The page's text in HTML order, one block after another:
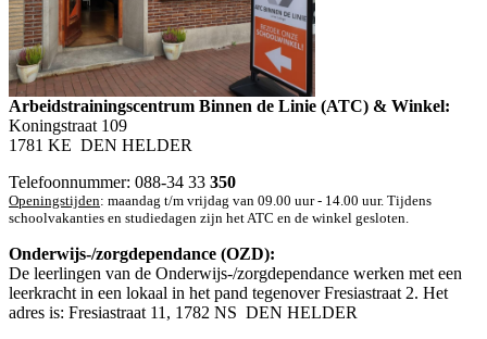
Arbeidstrainingscentrum Binnen de Linie (ATC) & Winkel:
Koningstraat 109
1781 KE DEN HELDER
Telefoonnummer: 088-34 33 350
Openingstijden: maandag t/m vrijdag van 09.00 uur - 14.00 uur. Tijdens
schoolvakanties en studiedagen zijn het ATC en de winkel gesloten.
Onderwijs-/zorgdependance (OZD):
De leerlingen van de Onderwijs-/zorgdependance werken met een
leerkracht in een lokaal in het pand tegenover Fresiastraat 2. Het
adres is: Fresiastraat 11, 1782 NS DEN HELDER